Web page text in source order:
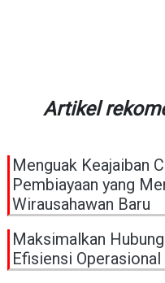
Artikel
Menguak Keajaiban
Pembiayaan yang
Wirausahawan Baru
Maksimalkan
Efisiensi